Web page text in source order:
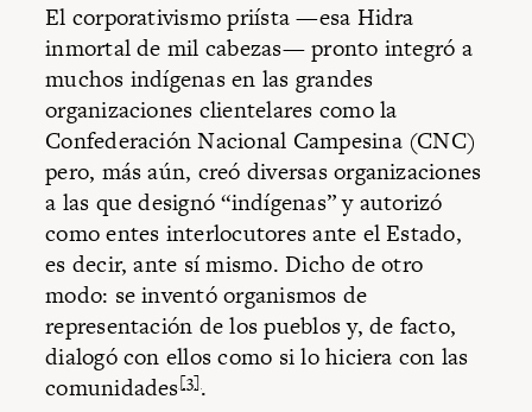
El corporativismo priísta —esa Hidra
inmortal de mil cabezas— pronto integró a
muchos indígenas en las grandes
organizaciones clientelares como la
Confederación Nacional Campesina (CNC)
pero, más aún, creó diversas organizaciones
a las que designó “indígenas” y autorizó
como entes interlocutores ante el Estado,
es decir, ante sí mismo. Dicho de otro
modo: se inventó organismos de
representación de los pueblos y, de facto,
dialogó con ellos como si lo hiciera con las
comunidades[3].